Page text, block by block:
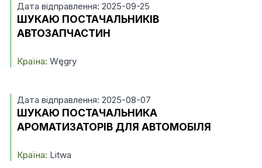
Дата відправлення: 2025-09-25
ШУКАЮ ПОСТАЧАЛЬНИКІВ
АВТОЗАПЧАСТИН
Країна: Węgry
Дата відправлення: 2025-08-07
ШУКАЮ ПОСТАЧАЛЬНИКА
АРОМАТИЗАТОРІВ ДЛЯ АВТОМОБІЛЯ
Країна: Litwa